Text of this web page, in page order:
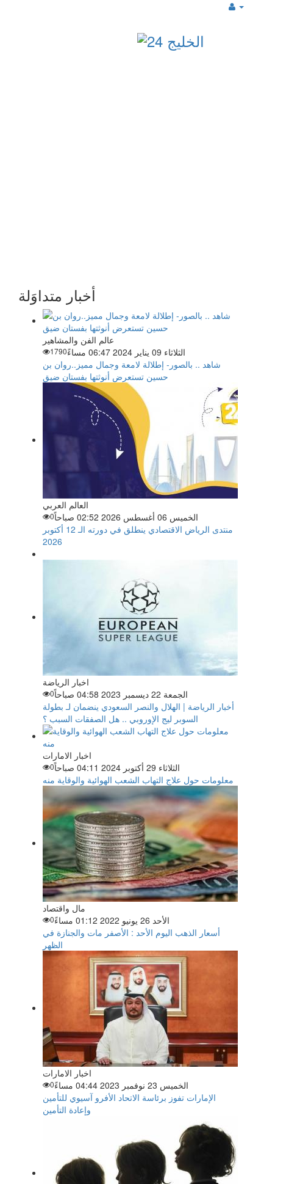
أخبار متداوَلة
عالم الفن والمشاهير
الثلاثاء 09 يناير 2024 06:47 مساءً
1790
شاهد .. بالصور- إطلالة لامعة وجمال مميز..روان بن
حسين تستعرض أنوثتها بفستان ضيق
العالم العربي
الخميس 06 أغسطس 2026 02:52 صباحاً
0
منتدى الرياض الاقتصادي ينطلق في دورته الـ 12 أكتوبر
2026
اخبار الرياضة
الجمعة 22 ديسمبر 2023 04:58 صباحاً
0
أخبار الرياضة | الهلال والنصر السعودي ينضمان لـ بطولة
السوبر ليج الإوروبي .. هل الصفقات السبب ؟
اخبار الامارات
الثلاثاء 29 أكتوبر 2024 04:11 صباحاً
0
معلومات حول علاج التهاب الشعب الهوائية والوقاية منه
مال واقتصاد
الأحد 26 يونيو 2022 01:12 مساءً
0
أسعار الذهب اليوم الأحد : الأصفر مات والجنازة في
الظهر
اخبار الامارات
الخميس 23 نوفمبر 2023 04:44 مساءً
0
الإمارات تفوز برئاسة الاتحاد الأفرو آسيوي للتأمين
وإعادة التأمين